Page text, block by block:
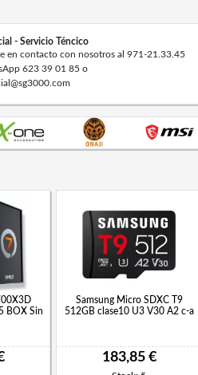
- Servicio Téncico
en contacto con nosotros al 971-21.33.45
623 39 01 85 o
BOX Sin
Samsung Micro SDXC T9
512GB clase10 U3 V30 A2 c-a
183,85 €